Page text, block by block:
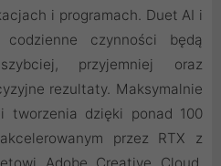
i programach. Duet AI i
czynności będą
przyjemniej oraz
rezultaty. Maksymalnie
tworzenia dzięki ponad 100
przez RTX z